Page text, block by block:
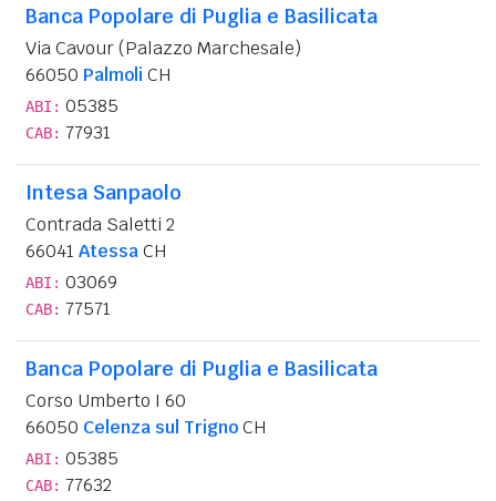
Banca Popolare di Puglia e Basilicata
Via Cavour (Palazzo Marchesale)
66050 Palmoli CH
ABI: 05385
CAB: 77931
Intesa Sanpaolo
Contrada Saletti 2
66041 AtessaCH
ABI: 03069
CAB: 77571
Banca Popolare di Puglia e Basilicata
Corso Umberto I 60
66050 Celenza sul TrignoCH
ABI: 05385
CAB: 77632